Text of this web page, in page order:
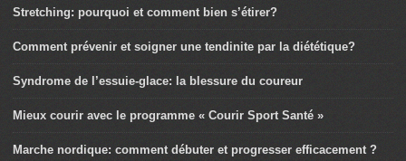
Stretching: pourquoi et comment bien s’étirer?
Comment prévenir et soigner une tendinite par la diététique?
Syndrome de l’essuie-glace: la blessure du coureur
Mieux courir avec le programme « Courir Sport Santé »
Marche nordique: comment débuter et progresser efficacement ?